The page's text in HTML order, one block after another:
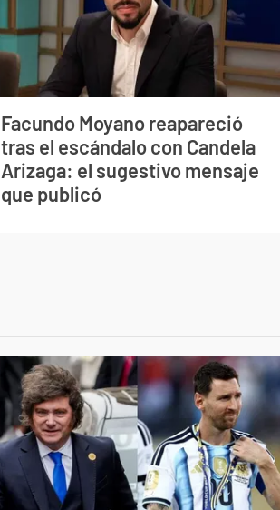
Facundo Moyano reapareció
tras el escándalo con Candela
Arizaga: el sugestivo mensaje
que publicó